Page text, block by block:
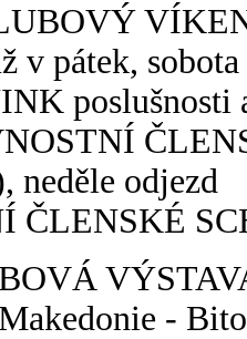
v pátek,
poslušnosti
neděle odjezd
ČLENSKÉ
-